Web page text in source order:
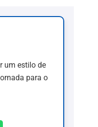
um estilo de
para o